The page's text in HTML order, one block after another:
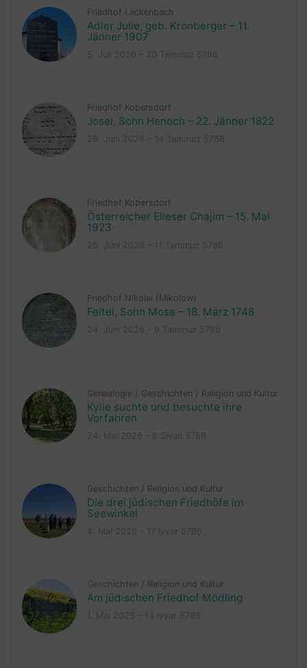
Friedhof Lackenbach
Adler Julie, geb. Kronberger – 11.
Jänner 1907
Friedhof Kobersdorf
Josel, Sohn Henoch – 22. Jänner 1822
Friedhof Kobersdorf
Österreicher Elieser Chajim – 15. Mai
1923
Friedhof Nikolai (Mikolow)
Feitel, Sohn Mose – 18. März 1748
Genealogie / Geschichten / Religion und Kultur
Kylie suchte und besuchte ihre
Vorfahren
Geschichten / Religion und Kultur
Die drei jüdischen Friedhöfe im
Seewinkel
Geschichten / Religion und Kultur
Am jüdischen Friedhof Mödling